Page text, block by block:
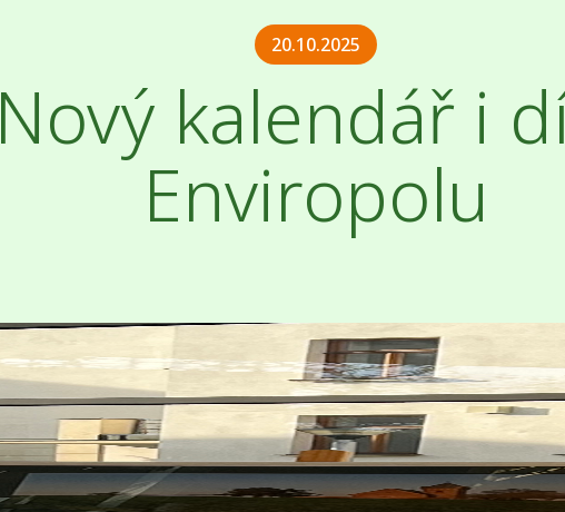
20.10.2025
Nový kalendář i
Enviropolu